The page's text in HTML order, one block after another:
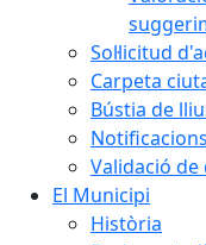
Sol·licitud
Carpeta
Bústia de
Validació
El Municipi
Història